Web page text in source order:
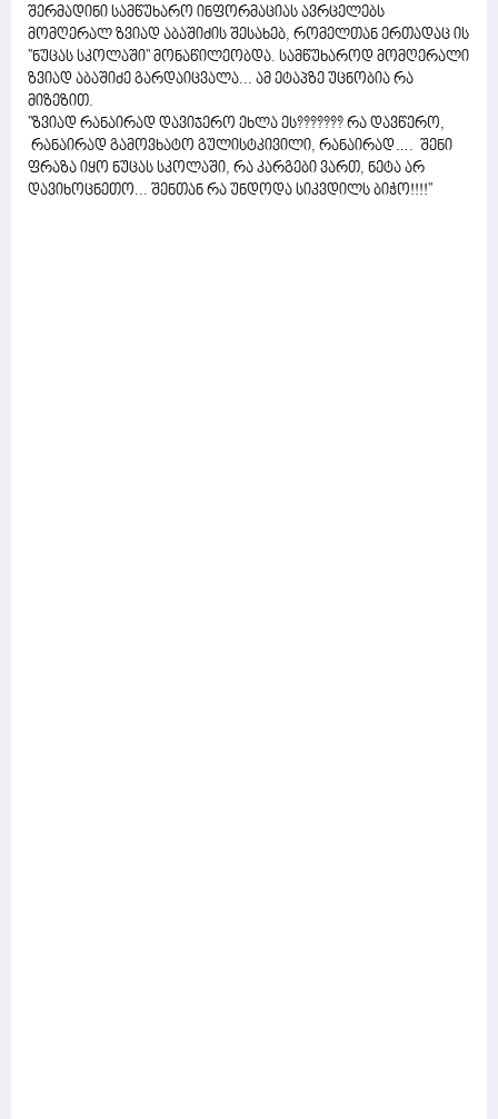
შერმადინი სამწუხარო ინფორმაციას ავრცელებს
მომღერალ ზვიად აბაშიძის შესახებ, რომელთან ერთადაც ის
''ნუცას სკოლაში'' მონაწილეობდა. სამწუხაროდ მომღერალი
ზვიად აბაშიძე გარდაიცვალა... ამ ეტაპზე უცნობია რა
მიზეზით.
''ზვიად რანაირად დავიჯერო ეხლა ეს??????? რა დავწერო,
რანაირად გამოვხატო გულისტკივილი, რანაირად…. შენი
ფრაზა იყო ნუცას სკოლაში, რა კარგები ვართ, ნეტა არ
დავიხოცნეთო... შენთან რა უნდოდა სიკვდილს ბიჭო!!!!''